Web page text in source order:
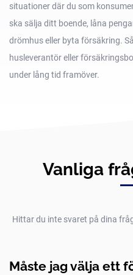
situationer där du som
ska sälja ditt boende, låna
drömhus eller byta försäkring.
husleverantör eller
under lång tid framöver.
Vanliga
Hittar du inte svaret på dina
Måste jag välja ett